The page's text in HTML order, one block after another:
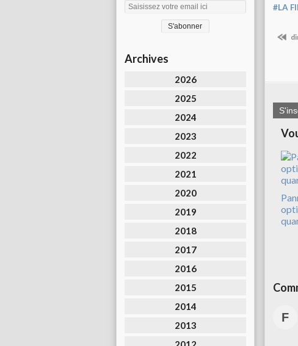
Archives
2026
2025
2024
2023
2022
2021
2020
2019
2018
2017
2016
2015
2014
2013
#LA
F